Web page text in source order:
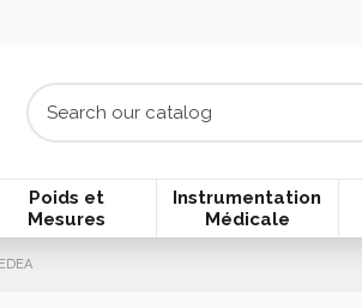
Poids et
Mesures
Instrumentation
Médicale